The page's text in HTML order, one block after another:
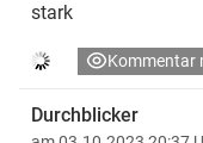
stark
Kommentar
Durchblicker